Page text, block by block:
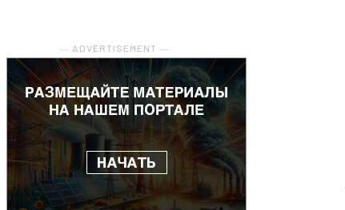
― ADVERTISEMENT ―